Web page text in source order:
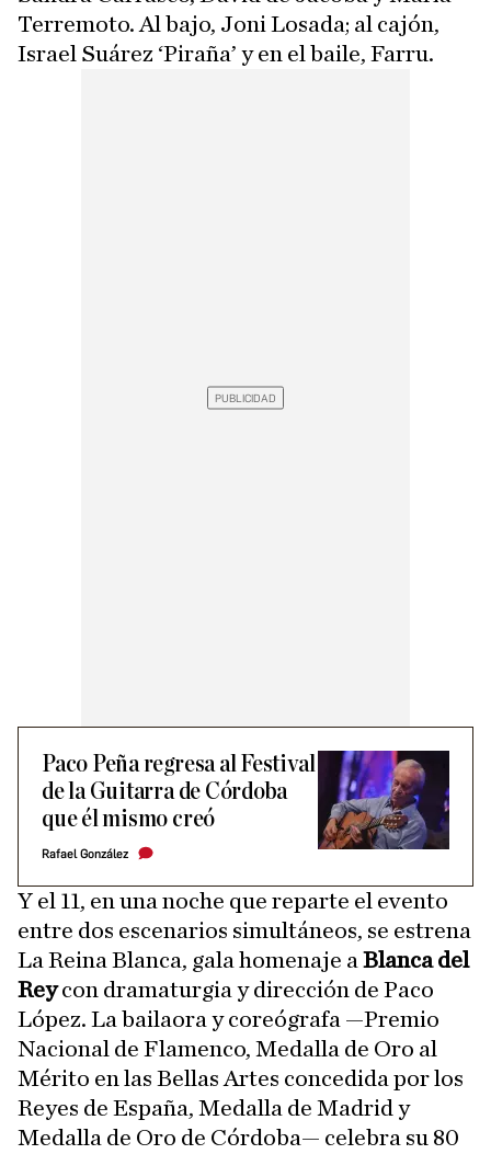
Terremoto. Al bajo, Joni Losada; al cajón,
Israel Suárez ‘Piraña’ y en el baile, Farru.
Paco Peña regresa al Festival
de la Guitarra de Córdoba
que él mismo creó
Rafael González
Y el 11, en una noche que reparte el evento
entre dos escenarios simultáneos, se estrena
La Reina Blanca, gala homenaje a Blanca del
Reycon dramaturgia y dirección de Paco
López. La bailaora y coreógrafa —Premio
Nacional de Flamenco, Medalla de Oro al
Mérito en las Bellas Artes concedida por los
Reyes de España, Medalla de Madrid y
Medalla de Oro de Córdoba— celebra su 80